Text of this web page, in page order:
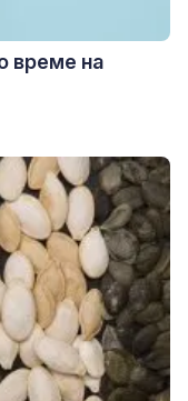
време на